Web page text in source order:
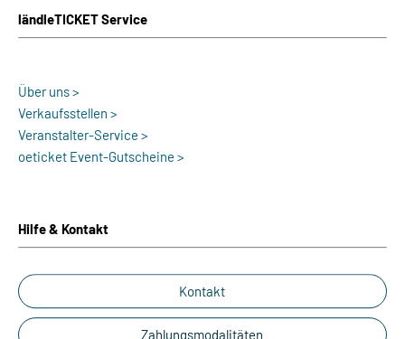
ländleTICKET Service
Über uns >
Verkaufsstellen >
Veranstalter-Service >
oeticket Event-Gutscheine >
Hilfe & Kontakt
Kontakt
Zahlungsmodalitäten